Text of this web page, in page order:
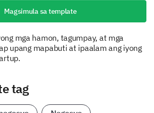
Magsimula sa template
mga hamon, tagumpay, at mga
upang mapabuti at ipaalam ang iyong
tag